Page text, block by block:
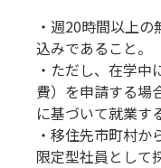
・週20時間以上
込みであること。
・ただし、在学
費）を申請する場
に基づいて就業す
・移住先市町村
限定型社員として